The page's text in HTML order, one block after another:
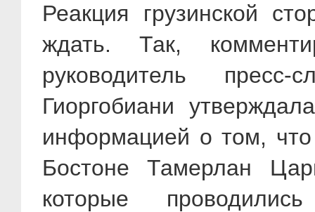
Реакция грузинской
ждать. Так,
руководитель
Гиоргобиани
информацией о том, что
Бостоне Тамерлан
которые